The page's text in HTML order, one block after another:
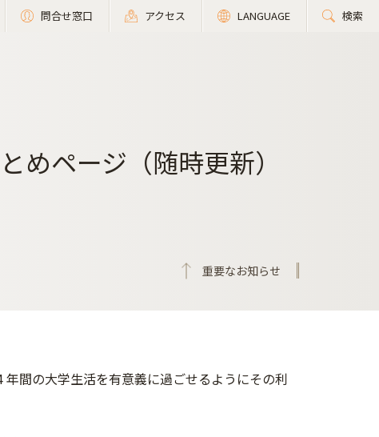
問合せ窓口 アクセス LANGUAGE 検索
めページ（随時更新）
重要なお知らせ
間の大学生活を有意義に過ごせるようにその利